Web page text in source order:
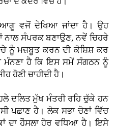
ਵਜੋਂ ਦੇਖਿਆ ਜਾਂਦਾ ਹੈ। ਉਹ
ਨਾਲ ਸੰਪਰਕ ਬਣਾਉਣ, ਨਵੇਂ ਚਿਹਰੇ
ਨੂੰ ਮਜ਼ਬੂਤ ਕਰਨ ਦੀ ਕੋਸ਼ਿਸ਼ ਕਰ
ਮੰਨਣਾ ਹੈ ਕਿ ਇਸ ਸਮੇਂ ਸੰਗਠਨ ਨੂੰ
ਹੋਣੀ ਚਾਹੀਦੀ ਹੈ।
ਦਲਿਤ ਮੁੱਖ ਮੰਤਰੀ ਰਹਿ ਚੁੱਕੇ ਹਨ
ਪਛਾਣ ਹੈ। ਲੋਕ ਸਭਾ ਚੋਣਾਂ ਵਿੱਚ
ਦਾ ਹੌਸਲਾ ਹੋਰ ਵਧਿਆ ਹੈ। ਇਸੇ